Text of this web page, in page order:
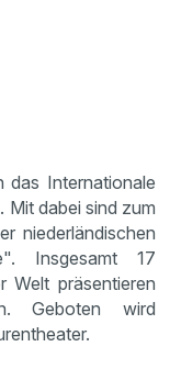
das Internationale
Mit dabei sind zum
niederländischen
Insgesamt 17
Welt präsentieren
Geboten wird